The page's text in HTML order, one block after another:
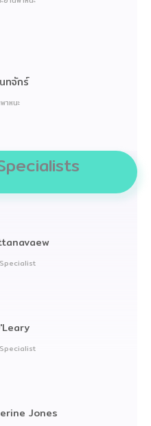
ทจักร์
าหนะ
Jones